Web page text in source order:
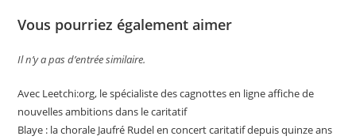
Vous pourriez également aimer
Il n’y a pas d’entrée similaire.
Avec Leetchi:org, le spécialiste des cagnottes en ligne affiche de
nouvelles ambitions dans le caritatif
Blaye : la chorale Jaufré Rudel en concert caritatif depuis quinze ans